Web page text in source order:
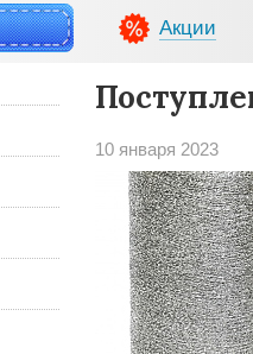
Акции
10 января 2023